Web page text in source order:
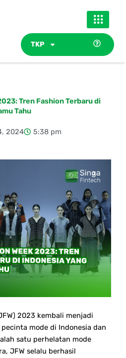
TKP
Tren Fashion Terbaru di
Tahu
2024
5:38 pm
2023 kembali menjadi
mode di Indonesia dan
satu perhelatan mode
JFW selalu berhasil